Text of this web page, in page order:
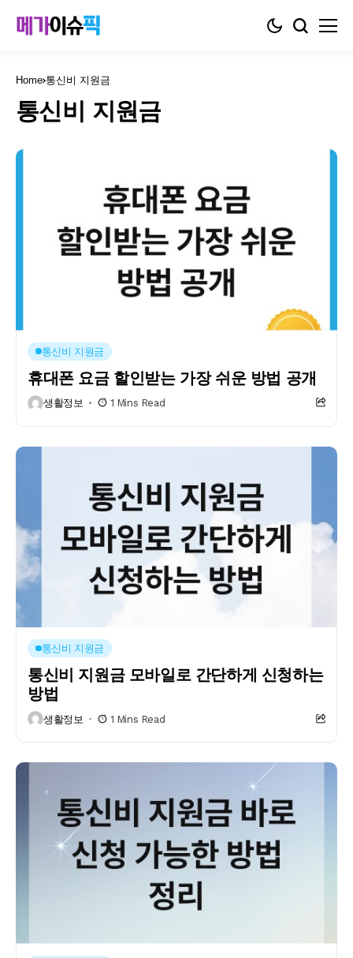
Home 통신비 지원금
통신비 지원금
통신비 지원금
휴대폰 요금 할인받는 가장 쉬운 방법 공개
생활정보 1 Mins Read
통신비 지원금
통신비 지원금 모바일로 간단하게 신청하는
방법
생활정보 1 Mins Read